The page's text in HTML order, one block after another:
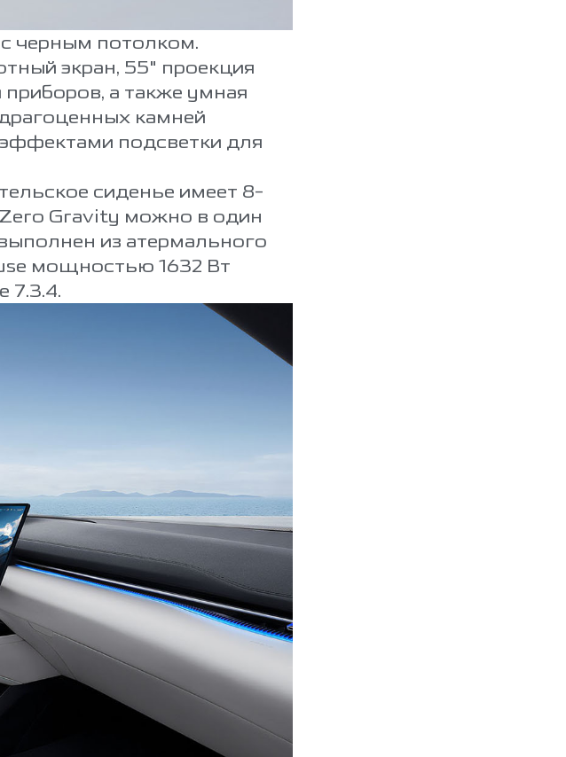
черным потолком.
экран, 55" проекция
а также умная
камней
подсветки для
сиденье имеет 8-
Gravity можно в один
из атермального
мощностью 1632 Вт
7.3.4.